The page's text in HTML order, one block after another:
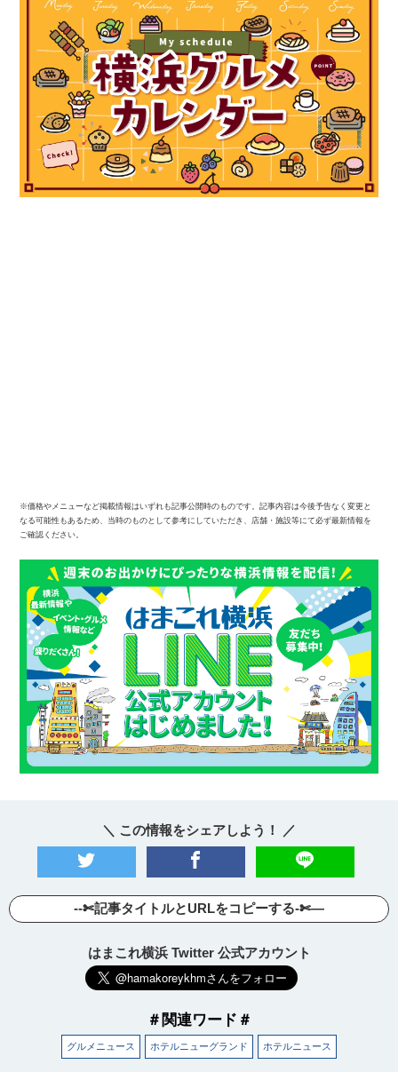
※価格やメニューなど掲載情報はいずれも記事公開時のものです。記事内容は今後予告なく変更と
なる可能性もあるため、当時のものとして参考にしていただき、店舗・施設等にて必ず最新情報を
ご確認ください。
＼ この情報をシェアしよう！ ／
--✄記事タイトルとURLをコピーする-✄—
はまこれ横浜 Twitter 公式アカウント
＃関連ワード＃
グルメニュース ホテルニューグランド ホテルニュース